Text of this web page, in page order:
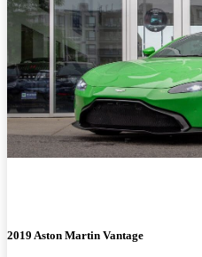
2019 Aston Martin Vantage